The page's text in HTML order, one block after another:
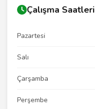
Çalışma Saatleri
Pazartesi
Salı
Çarşamba
Perşembe